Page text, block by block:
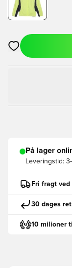
Åbner en Modal
På lager
Leveringstid:
Fri fragt
30 dages
10 milioner